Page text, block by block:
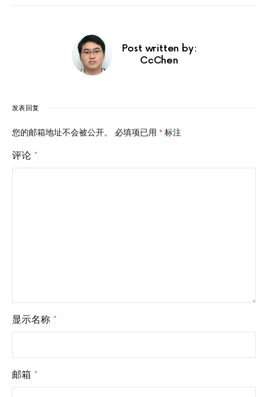
Post written by:
CcChen
发表回复
您的邮箱地址不会被公开。 必填项已用 * 标注
评论 *
显示名称 *
邮箱 *